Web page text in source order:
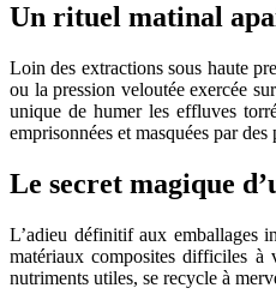
Un rituel matinal
Loin des extractions sous haute
ou la pression veloutée exercée
unique de humer les effluves
emprisonnées et masquées par
Le secret magique
L’adieu définitif aux emballages
matériaux composites difficiles à
nutriments utiles, se recycle à